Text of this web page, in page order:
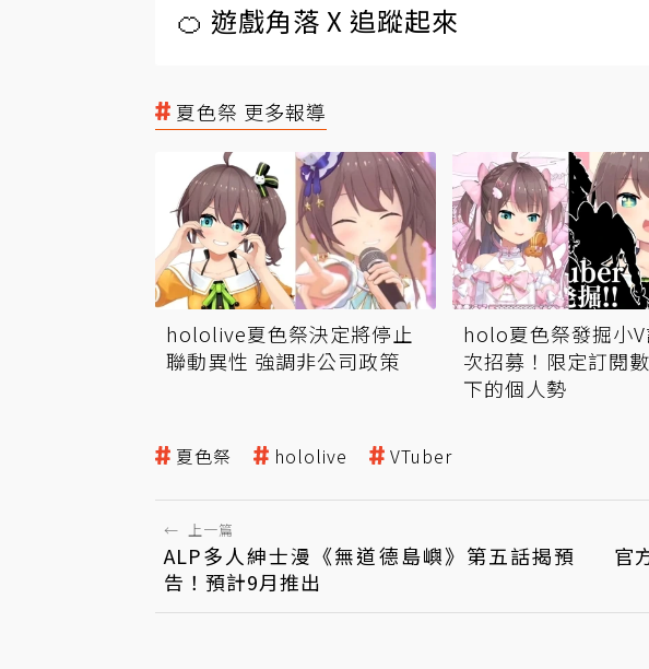
🍊 遊戲角落 X 追蹤起來
夏色祭 更多報導
hololive夏色祭決定將停止
聯動異性 強調非公司政策
holo夏色祭發掘小
次招募！限定訂閱
下的個人勢
夏色祭 hololive VTuber
← 上一篇
ALP多人紳士漫《無道德島嶼》第五話揭預
告！預計9月推出
官